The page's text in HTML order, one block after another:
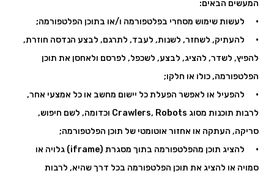
המעשים הבאים:
· לעשות שימוש מסחרי בפלטפורמה ו/או בתוכן הפלטפורמה;
· להעתיק, לשחזר, לשנות, לעבד, לתרגם, לבצע הנדסה חוזרת,
להפיץ, לשדר, להציג, לבצע, לשכפל, לפרסם ולאחסן את תוכן
הפלטפורמה, כולו או חלקו;
· להפעיל או לאפשר הפעלת כל יישום מחשב או כל אמצעי אחר,
לרבות תוכנות מסוג Crawlers, Robots וכדומה, לשם חיפוש,
סריקה, העתקה או אחזור אוטומטי של תוכן הפלטפורמה;
· להציג תוכן מהפלטפורמה בתוך מסגרת (iframe) גלויה או
סמויה או להציג את תוכן הפלטפורמה בכל דרך שהיא, לרבות